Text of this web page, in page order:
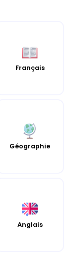
Français
Géographie
Anglais